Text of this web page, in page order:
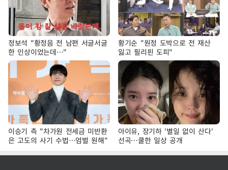
정보석 "황정음 전 남편 서글서글
한 인상이었는데…"
황기순 "원정 도박으로 전 재산
잃고 필리핀 도피"
이승기 측 "차가원 전세금 미반환
은 고도의 사기 수법…엄벌 원해"
아이유, 장기하 '별일 없이 산다'
선곡…쿨한 일상 공개